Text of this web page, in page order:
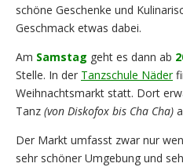
schöne Geschenke und
Geschmack etwas dabei.
Am Samstag geht es dann ab
Stelle. In der Tanzschule Näder
Weihnachtsmarkt statt. Dort
Tanz (von Diskofox bis Cha Cha)
Der Markt umfasst zwar nur
sehr schöner Umgebung und